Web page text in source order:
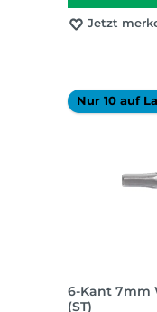
Jetzt
Nur 10 auf
6-Kant 7mm
(ST)